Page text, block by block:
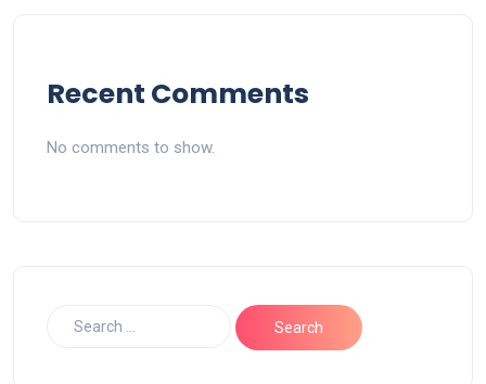
Recent Comments
No comments to show.